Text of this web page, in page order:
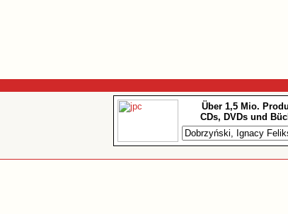
Über 1,5 Mio.
CDs, DVDs und